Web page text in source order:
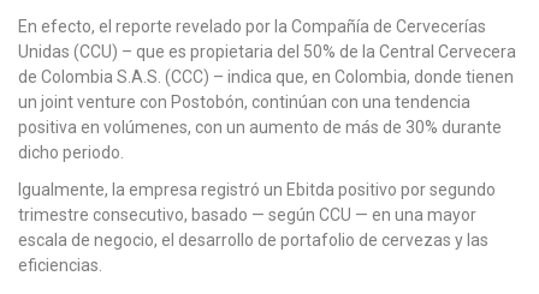
En efecto, el reporte revelado por la Compañía de Cervecerías
Unidas (CCU) – que es propietaria del 50% de la Central Cervecera
de Colombia S.A.S. (CCC) – indica que, en Colombia, donde tienen
un joint venture con Postobón, continúan con una tendencia
positiva en volúmenes, con un aumento de más de 30% durante
dicho periodo.
Igualmente, la empresa registró un Ebitda positivo por segundo
trimestre consecutivo, basado — según CCU — en una mayor
escala de negocio, el desarrollo de portafolio de cervezas y las
eficiencias.